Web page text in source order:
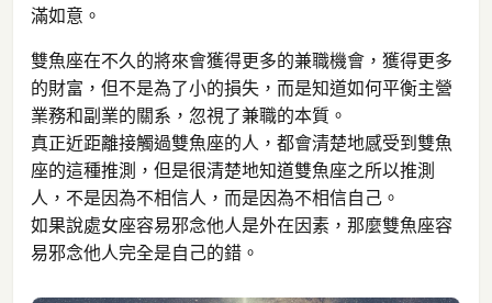
滿如意。
雙魚座在不久的將來會獲得更多的兼職機會，獲得更多
的財富，但不是為了小的損失，而是知道如何平衡主營
業務和副業的關系，忽視了兼職的本質。
真正近距離接觸過雙魚座的人，都會清楚地感受到雙魚
座的這種推測，但是很清楚地知道雙魚座之所以推測
人，不是因為不相信人，而是因為不相信自己。
如果說處女座容易邪念他人是外在因素，那麼雙魚座容
易邪念他人完全是自己的錯。